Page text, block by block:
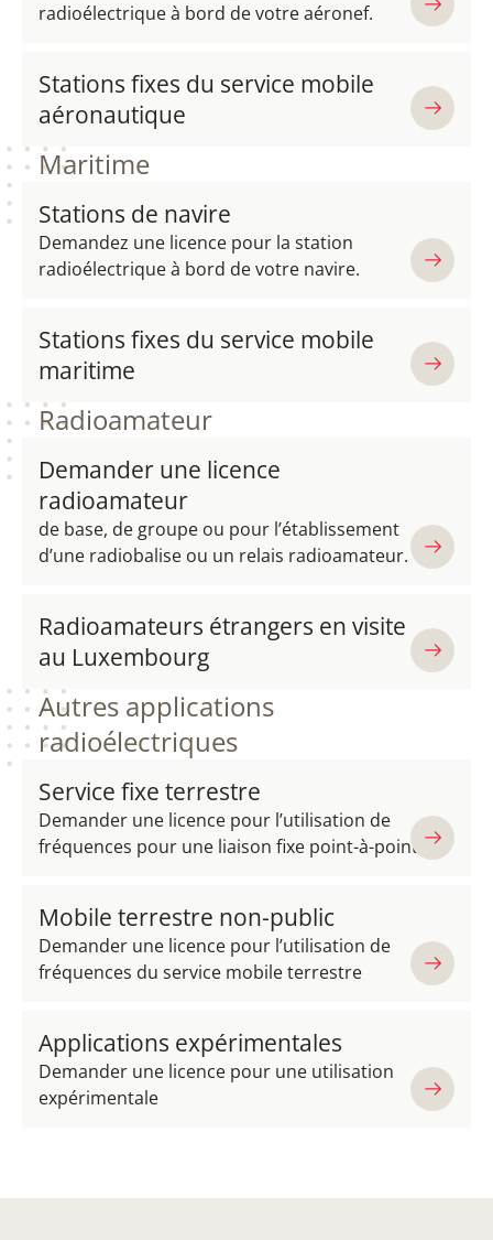
radioélectrique à bord de votre aéronef.
Stations fixes du service mobile
aéronautique
Maritime
Stations de navire
Demandez une licence pour la station
radioélectrique à bord de votre navire.
Stations fixes du service mobile
maritime
Radioamateur
Demander une licence
radioamateur
de base, de groupe ou pour l’établissement
d’une radiobalise ou un relais radioamateur.
Radioamateurs étrangers en visite
au Luxembourg
Autres applications
radioélectriques
Service fixe terrestre
Demander une licence pour l’utilisation de
fréquences pour une liaison fixe point-à-point
Mobile terrestre non-public
Demander une licence pour l’utilisation de
fréquences du service mobile terrestre
Applications expérimentales
Demander une licence pour une utilisation
expérimentale